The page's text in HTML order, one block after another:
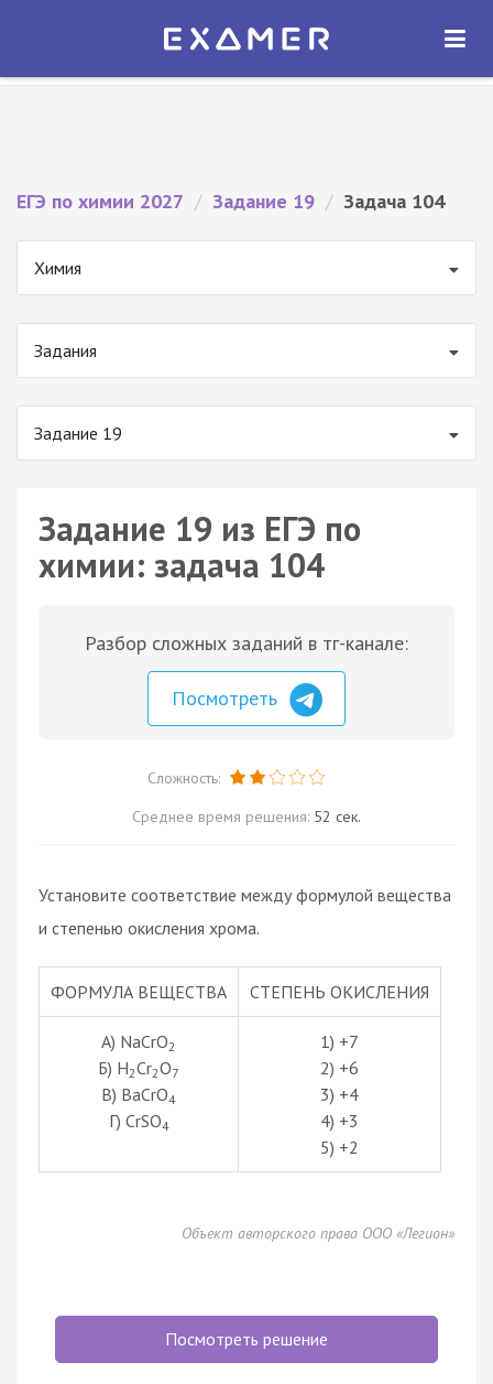
Экзамер — ЕГЭ 2027
ОТКРЫТЬ
ЕГЭ по химии 2027 / Задание 19 / Задача 104
Химия
Задания
Задание 19
Задание 19 из ЕГЭ по
химии: задача 104
Разбор сложных заданий в тг-канале:
Посмотреть
Сложность:
Среднее время решения: 52 сек.
Установите соответствие между формулой вещества
и степенью окисления хрома.
ФОРМУЛА ВЕЩЕСТВА СТЕПЕНЬ ОКИСЛЕНИЯ
А) NaCrO2
Б) H2Cr2O7
В) BaCrO4
Г) CrSO4
1) +7
2) +6
3) +4
4) +3
5) +2
Объект авторского права ООО «Легион»
Посмотреть решение